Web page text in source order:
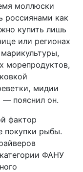
моллюски
россиянами как
купить лишь
или регионах
морепродуктов,
мидии
— пояснил он.
фактор
покупки рыбы.
ФАНУ